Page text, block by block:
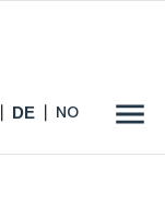
DE NO